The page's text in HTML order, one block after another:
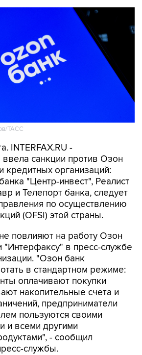
ТАСС
INTERFAX.RU -
ввела санкции против Озон
кредитных организаций:
"Центр-инвест", Реалист
и Телепорт банка, следует
по осуществлению
(OFSI) этой страны.
повлияют на работу Озон
"Интерфаксу" в пресс-службе
"Озон банк
в стандартном режиме:
оплачивают покупки
накопительные счета и
предприниматели
пользуются своими
и всеми другими
- сообщил
службы.